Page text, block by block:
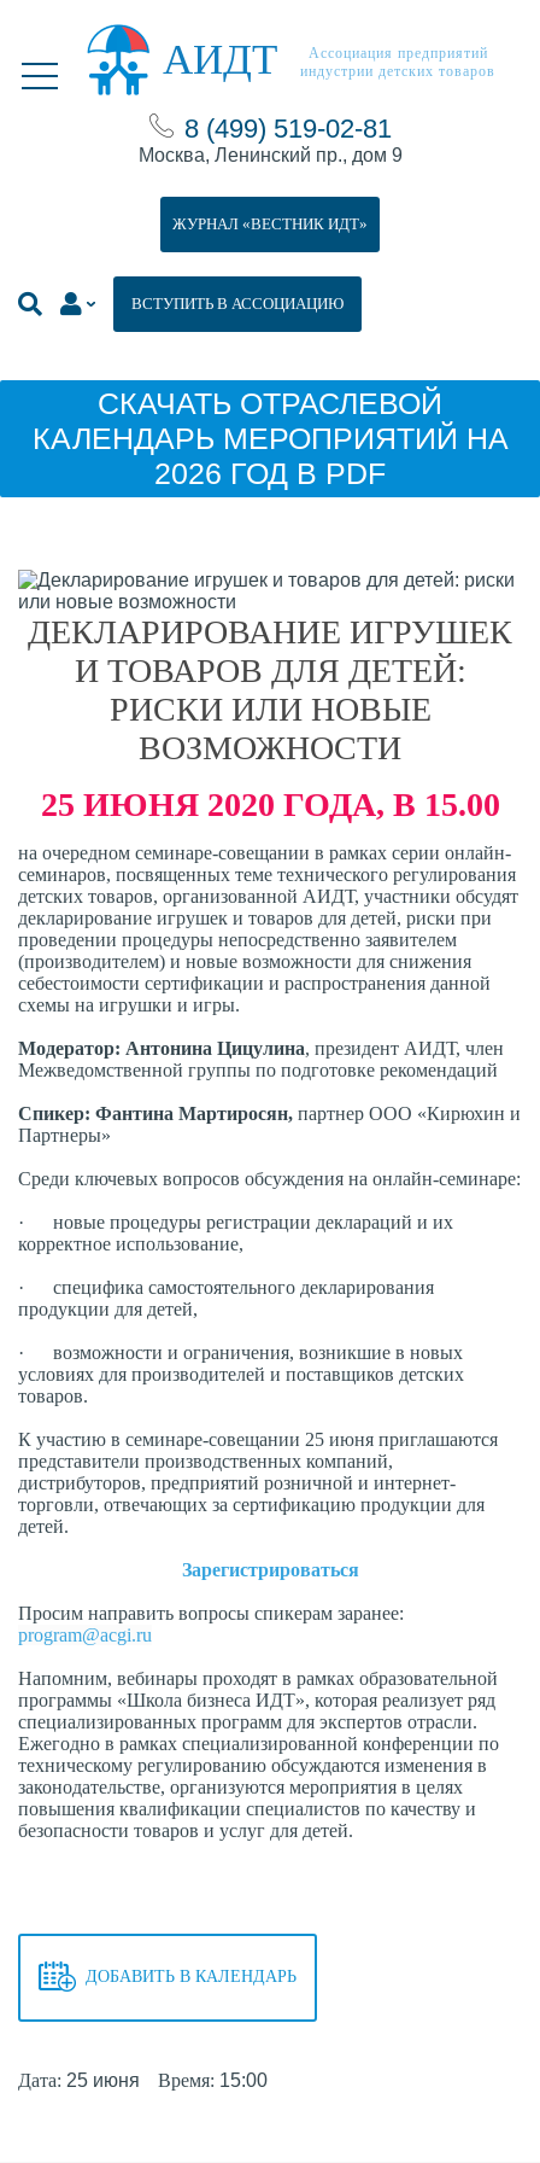
АИДТ
Ассоциация предприятий
индустрии детских товаров
8 (499) 519-02-81
Москва, Ленинский пр., дом 9
ВСТУПИТЬ В АССОЦИАЦИЮ
ЖУРНАЛ «ВЕСТНИК ИДТ»
СКАЧАТЬ ОТРАСЛЕВОЙ
КАЛЕНДАРЬ МЕРОПРИЯТИЙ НА
2026 ГОД В PDF
ДЕКЛАРИРОВАНИЕ ИГРУШЕК
И ТОВАРОВ ДЛЯ ДЕТЕЙ:
РИСКИ ИЛИ НОВЫЕ
ВОЗМОЖНОСТИ
25 ИЮНЯ 2020 ГОДА, В 15.00
на очередном семинаре-совещании в рамках серии онлайн-
семинаров, посвященных теме технического регулирования
детских товаров, организованной АИДТ, участники обсудят
декларирование игрушек и товаров для детей, риски при
проведении процедуры непосредственно заявителем
(производителем) и новые возможности для снижения
себестоимости сертификации и распространения данной
схемы на игрушки и игры.
Модератор: Антонина Цицулина, президент АИДТ, член
Межведомственной группы по подготовке рекомендаций
Спикер: Фантина Мартиросян, партнер ООО «Кирюхин и
Партнеры»
Среди ключевых вопросов обсуждения на онлайн-семинаре:
· новые процедуры регистрации деклараций и их
корректное использование,
· специфика самостоятельного декларирования
продукции для детей,
· возможности и ограничения, возникшие в новых
условиях для производителей и поставщиков детских
товаров.
К участию в семинаре-совещании 25 июня приглашаются
представители производственных компаний,
дистрибуторов, предприятий розничной и интернет-
торговли, отвечающих за сертификацию продукции для
детей.
Зарегистрироваться
Просим направить вопросы спикерам заранее:
program@acgi.ru
Напомним, вебинары проходят в рамках образовательной
программы «Школа бизнеса ИДТ», которая реализует ряд
специализированных программ для экспертов отрасли.
Ежегодно в рамках специализированной конференции по
техническому регулированию обсуждаются изменения в
законодательстве, организуются мероприятия в целях
повышения квалификации специалистов по качеству и
безопасности товаров и услуг для детей.
ДОБАВИТЬ В КАЛЕНДАРЬ
Дата: 25 июня Время: 15:00